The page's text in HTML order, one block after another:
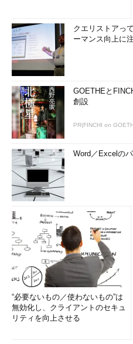
クエリストアっ
ーマンス向上に
GOETHEと
創設
PR(FINCHI on
Word／Excelの
“必要ないもの／使わないもの”は
無効化し、クライアントのセキュ
リティを向上させる